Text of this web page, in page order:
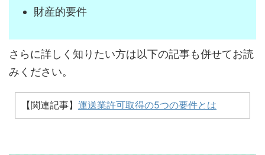
財産的要件
さらに詳しく知りたい方は以下の記事も併せてお読
みください。
【関連記事】 運送業許可取得の5つの要件とは